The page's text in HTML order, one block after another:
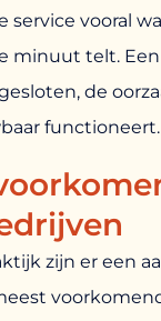
service vooral
minuut telt.
de
functioneert.
zijn er een